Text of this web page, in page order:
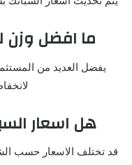
ما افضل وزن
يفضل العديد من
هل اسعار
قد تختلف الاسعار حسب